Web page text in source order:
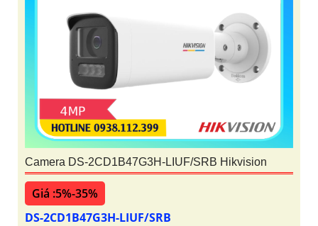
Camera DS-2CD1B47G3H-LIUF/SRB Hikvision
Giá :5%-35%
DS-2CD1B47G3H-LIUF/SRB